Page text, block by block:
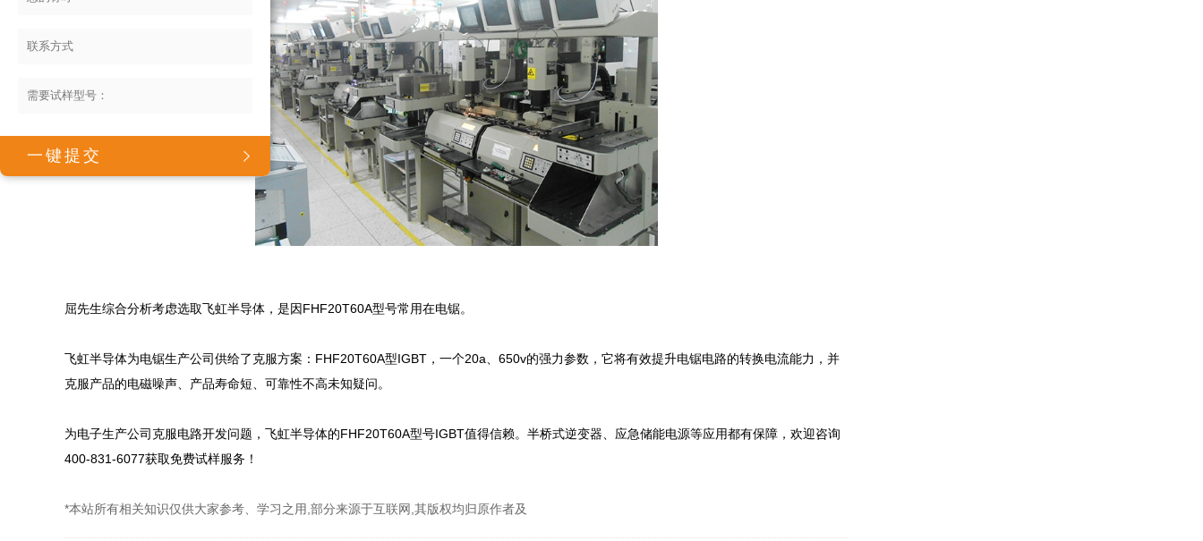
屈先生综合分析考虑选取飞虹半导体，是因FHF20T60A型号常用在电锯。
飞虹半导体为电锯生产公司供给了克服方案：FHF20T60A型IGBT，一个20a、650v的强力参数，它将有效提升电锯电路的转换电流能力，并
克服产品的电磁噪声、产品寿命短、可靠性不高未知疑问。
为电子生产公司克服电路开发问题，飞虹半导体的FHF20T60A型号IGBT值得信赖。半桥式逆变器、应急储能电源等应用都有保障，欢迎咨询
400-831-6077获取免费试样服务！
*本站所有相关知识仅供大家参考、学习之用,部分来源于互联网,其版权均归原作者及